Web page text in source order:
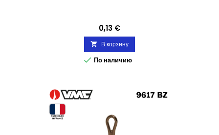
Цена
0,13 €
 В корзину
 По наличию